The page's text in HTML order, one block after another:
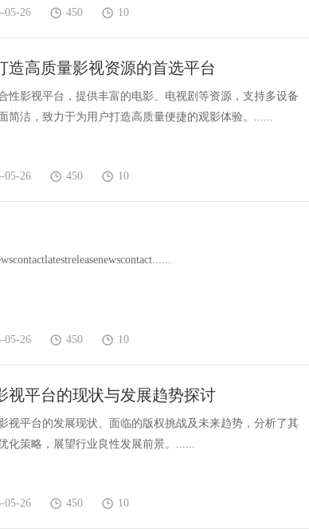
05-26 450 10
造高质量影视资源的首选平台
性影视平台，提供丰富的电影、电视剧等资源，支持多设备
简洁，致力于为用户打造高质量便捷的观影体验。......
05-26 450 10
05-26 450 10
视平台的现状与发展趋势探讨
视平台的发展现状、面临的版权挑战及未来趋势，分析了其
化策略，展望行业良性发展前景。......
05-26 450 10